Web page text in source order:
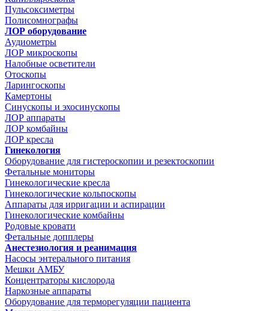
Пульсоксиметры
Полисомнографы
ЛОР оборудование
Аудиометры
ЛОР микроскопы
Налобные осветители
Отоскопы
Ларингоскопы
Камертоны
Синускопы и эхосинускопы
ЛОР аппараты
ЛОР комбайны
ЛОР кресла
Гинекология
Оборудование для гистероскопии и резектоскопии
Фетальные мониторы
Гинекологические кресла
Гинекологические кольпоскопы
Аппараты для ирригации и аспирации
Гинекологические комбайны
Родовые кровати
Фетальные допплеры
Анестезиология и реанимация
Насосы энтерального питания
Мешки АМБУ
Концентраторы кислорода
Наркозные аппараты
Оборудование для терморегуляции пациента